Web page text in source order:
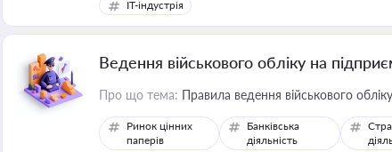
IT-індустрія
Ведення військового обліку на
Про що тема: Правила ведення військового
Ринок цінних
паперів
Банківська
діяльність